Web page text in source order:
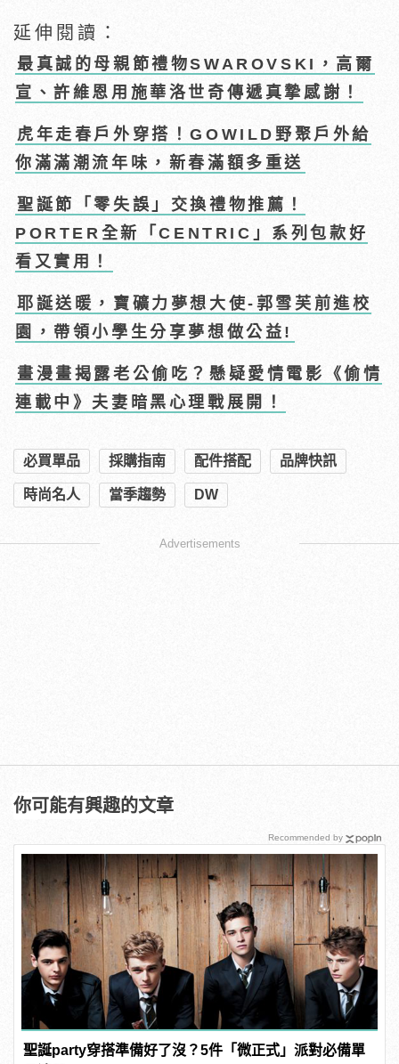
延伸閱讀：
最真誠的母親節禮物SWAROVSKI，高爾
宣、許維恩用施華洛世奇傳遞真摯感謝！
虎年走春戶外穿搭！GOWILD野聚戶外給
你滿滿潮流年味，新春滿額多重送
聖誕節「零失誤」交換禮物推薦！
PORTER全新「CENTRIC」系列包款好
看又實用！
耶誕送暖，寶礦力夢想大使-郭雪芙前進校
園，帶領小學生分享夢想做公益!
畫漫畫揭露老公偷吃？懸疑愛情電影《偷情
連載中》夫妻暗黑心理戰展開！
必買單品 採購指南 配件搭配 品牌快訊
時尚名人 當季趨勢 DW
Advertisements
你可能有興趣的文章
聖誕party穿搭準備好了沒？5件「微正式」派對必備單
Recommended by